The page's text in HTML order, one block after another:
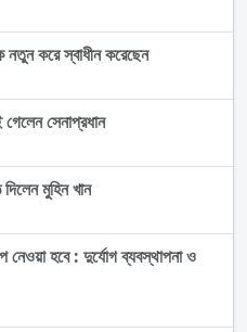
নতুন করে স্বাধীন করেছেন
সেনাপ্রধান
মুহিন খান
হবে : দুর্যোগ ব্যবস্থাপনা ও